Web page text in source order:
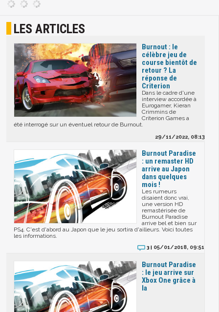
LES ARTICLES
Burnout : le
célèbre jeu de
course bientôt de
retour ? La
réponse de
Criterion
Dans le cadre d'une
interview accordée à
Eurogamer, Kieran
Crimmins de
Criterion Games a
été interrogé sur un éventuel retour de Burnout.
29/11/2022, 08:13
Burnout Paradise
: un remaster HD
arrive au Japon
dans quelques
mois !
Les rumeurs
disaient donc vrai,
une version HD
remastérisée de
Burnout Paradise
arrive bel et bien sur
PS4. C'est d'abord au Japon que le jeu sortira d'ailleurs. Voici toutes
les informations.
3 |05/01/2018, 09:51
Burnout Paradise
: le jeu arrive sur
Xbox One grâce à
la